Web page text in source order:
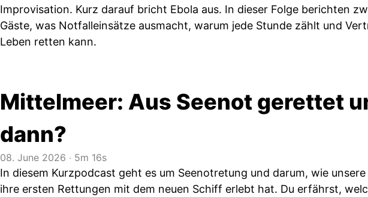
Improvisation. Kurz darauf bricht Ebola aus. In dieser Folge berichten
Gäste, was Notfalleinsätze ausmacht, warum jede Stunde zählt und
Leben retten kann.
Mittelmeer: Aus Seenot gerettet
dann?
08. June 2026 ‧ 5m 16s
In diesem Kurzpodcast geht es um Seenotretung und darum, wie unsere
ihre ersten Rettungen mit dem neuen Schiff erlebt hat. Du erfährst,